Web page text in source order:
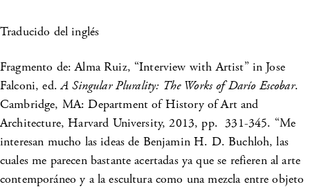
Traducido del inglés
Fragmento de: Alma Ruiz, “Interview with Artist” in Jose
Falconi, ed.A Singular Plurality: The Works of Darío Escobar.
Cambridge, MA: Department of History of Art and
Architecture, Harvard University, 2013, pp. 331-345. “Me
interesan mucho las ideas de Benjamin H. D. Buchloh, las
cuales me parecen bastante acertadas ya que se refieren al arte
contemporáneo y a la escultura como una mezcla entre objeto